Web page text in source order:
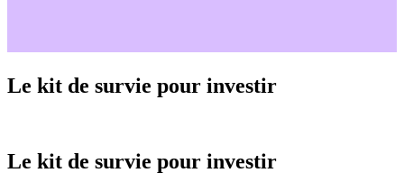
Le kit de survie pour investir
Le kit de survie pour investir